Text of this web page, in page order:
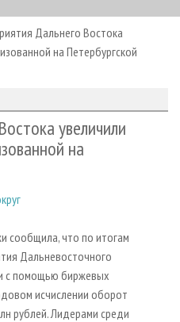
ПЛИТ
Дальнего Востока
на Петербургской
увеличили
на
сообщила, что по итогам
Дальневосточного
с помощью биржевых
исчислении оборот
рублей. Лидерами среди